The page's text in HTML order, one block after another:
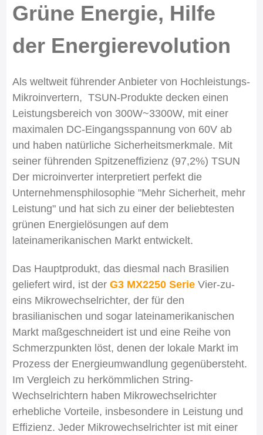
Grüne Energie, Hilfe
der Energierevolution
Als weltweit führender Anbieter von Hochleistungs-
Mikroinvertern, TSUN-Produkte decken einen
Leistungsbereich von 300W~3300W, mit einer
maximalen DC-Eingangsspannung von 60V ab
und haben natürliche Sicherheitsmerkmale. Mit
seiner führenden Spitzeneffizienz (97,2%) TSUN
Der microinverter interpretiert perfekt die
Unternehmensphilosophie "Mehr Sicherheit, mehr
Leistung" und hat sich zu einer der beliebtesten
grünen Energielösungen auf dem
lateinamerikanischen Markt entwickelt.
Das Hauptprodukt, das diesmal nach Brasilien
geliefert wird, ist derG3 MX2250 Serie Vier-zu-
eins Mikrowechselrichter, der für den
brasilianischen und sogar lateinamerikanischen
Markt maßgeschneidert ist und eine Reihe von
Schmerzpunkten löst, denen der lokale Markt im
Prozess der Energieumwandlung gegenübersteht.
Im Vergleich zu herkömmlichen String-
Wechselrichtern haben Mikrowechselrichter
erhebliche Vorteile, insbesondere in Leistung und
Effizienz. Jeder Mikrowechselrichter ist mit einer